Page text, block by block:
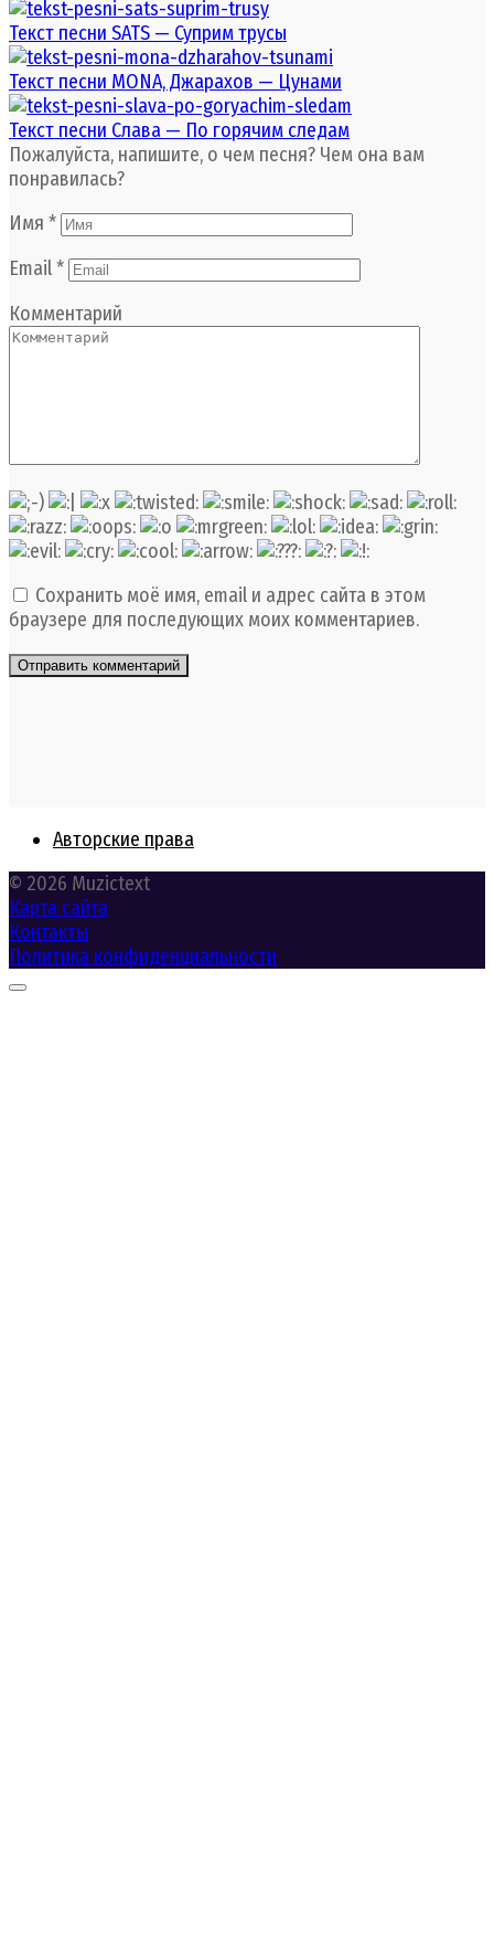
Текст песни SATS — Суприм трусы
Текст песни MONA, Джарахов — Цунами
Текст песни Слава — По горячим следам
Пожалуйста, напишите, о чем песня? Чем она вам
понравилась?
Имя *
Email*
Комментарий
Сохранить моё имя, email и адрес сайта в этом
браузере для последующих моих комментариев.
Авторские права
© 2026 Muzictext
Карта сайта
Контакты
Политика конфиденциальности